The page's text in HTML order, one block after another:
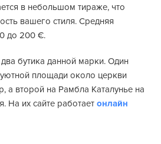
в небольшом тираже, что
вашего стиля. Средняя
до 200 €.
бутика данной марки. Один
площади около церкви
а второй на Рамбла Каталунье на
На их сайте работаетонлайн